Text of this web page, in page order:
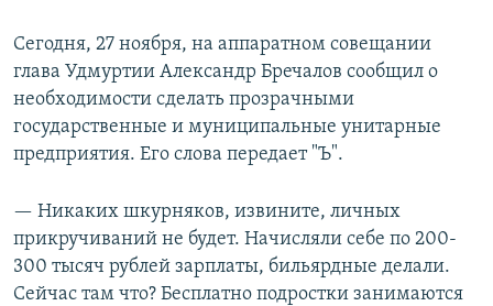
Сегодня, 27 ноября, на аппаратном совещании
глава Удмуртии Александр Бречалов сообщил о
необходимости сделать прозрачными
государственные и муниципальные унитарные
предприятия. Его слова передает "Ъ".
— Никаких шкурняков, извините, личных
прикручиваний не будет. Начисляли себе по 200-
300 тысяч рублей зарплаты, бильярдные делали.
Сейчас там что? Бесплатно подростки занимаются